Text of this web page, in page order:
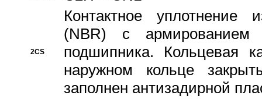
2CS
Контактное уплотнение
(NBR) с
подшипника. Кольцевая
наружном кольце
заполнен антизадирной